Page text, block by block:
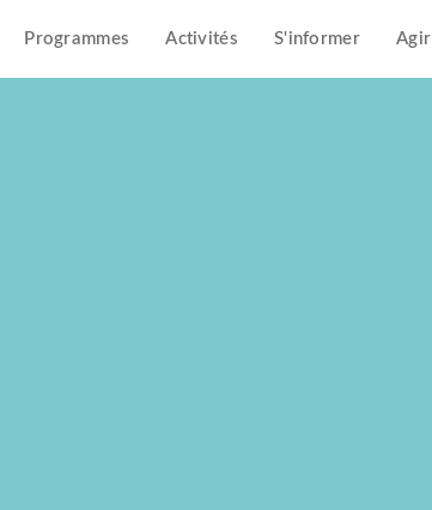
Programmes Activités S'informer Agir